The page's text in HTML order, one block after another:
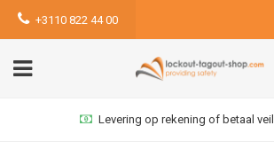
+3110 822 44 00
Levering op rekening of betaal